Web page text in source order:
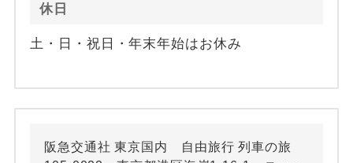
休日
土・日・祝日・年末年始はお休み
阪急交通社 東京国内 自由旅行 列車の旅